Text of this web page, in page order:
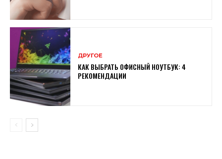
ДРУГОЕ
КАК ВЫБРАТЬ ОФИСНЫЙ НОУТБУК: 4
РЕКОМЕНДАЦИИ